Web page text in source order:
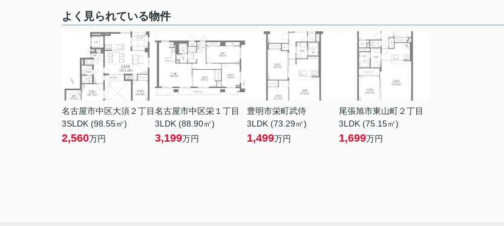
よく見られている物件
名古屋市中区大須２丁目
3SLDK (98.55㎡)
2,560万円
名古屋市中区栄１丁目
3LDK (88.90㎡)
3,199万円
豊明市栄町武侍
3LDK (73.29㎡)
1,499万円
尾張旭市東山町２丁目
3LDK (75.15㎡)
1,699万円